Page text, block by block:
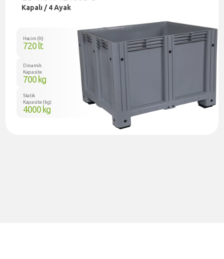
Kapalı / 4 Ayak
Hacim (lt)
720 lt
Dinamik
Kapasite
700 kg
Statik
Kapasite (kg)
4000 kg